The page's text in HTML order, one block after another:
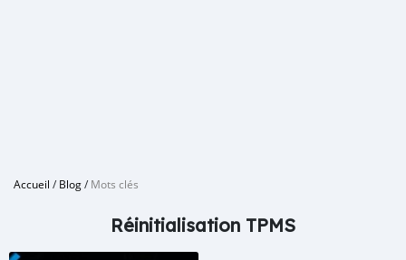
Accueil /Blog/Mots clés
Réinitialisation TPMS